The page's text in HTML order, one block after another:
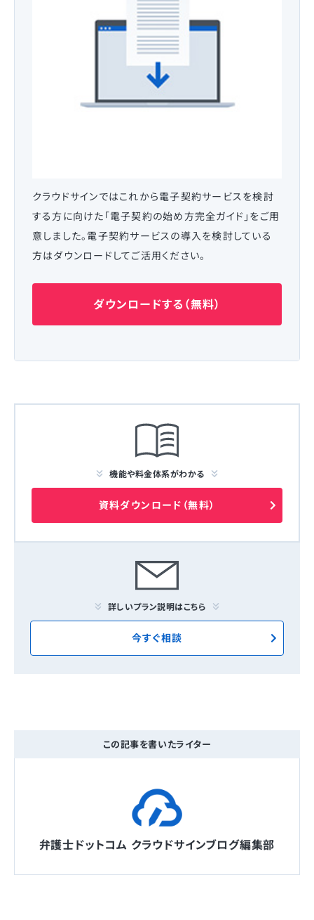
クラウドサインではこれから電子契約サービスを検討
する方に向けた「電子契約の始め方完全ガイド」をご用
意しました。電子契約サービスの導入を検討している
方はダウンロードしてご活用ください。
ダウンロードする（無料）
機能や料金体系がわかる
資料ダウンロード（無料）
詳しいプラン説明はこちら
今すぐ相談
この記事を書いたライター
弁護士ドットコム クラウドサインブログ編集部